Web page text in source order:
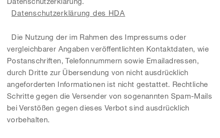
Datenschutzerklärung des HDA
Die Nutzung der im Rahmen des Impressums oder
vergleichbarer Angaben veröffentlichten Kontaktdaten, wie
Postanschriften, Telefonnummern sowie Emailadressen,
durch Dritte zur Übersendung von nicht ausdrücklich
angeforderten Informationen ist nicht gestattet. Rechtliche
Schritte gegen die Versender von sogenannten Spam-Mails
bei Verstößen gegen dieses Verbot sind ausdrücklich
vorbehalten.